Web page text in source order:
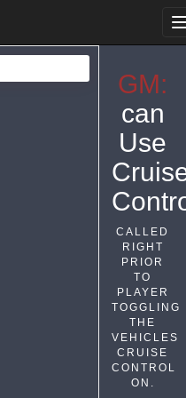
GM:
can
Use
CALLED
RIGHT
PRIOR
TO
PLAYER
TOGGLING
THE
VEHICLES
CRUISE
CONTROL
ON.